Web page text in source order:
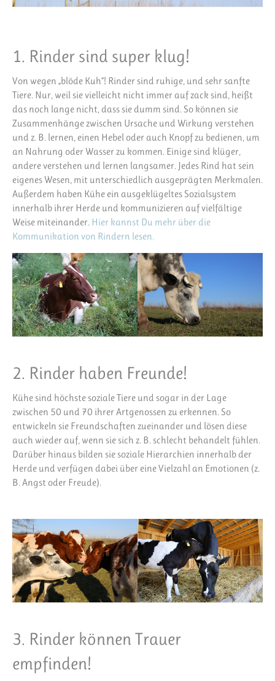
1. Rinder sind super klug!
Von wegen „blöde Kuh“! Rinder sind ruhige, und sehr sanfte
Tiere. Nur, weil sie vielleicht nicht immer auf zack sind, heißt
das noch lange nicht, dass sie dumm sind. So können sie
Zusammenhänge zwischen Ursache und Wirkung verstehen
und z. B. lernen, einen Hebel oder auch Knopf zu bedienen, um
an Nahrung oder Wasser zu kommen. Einige sind klüger,
andere verstehen und lernen langsamer. Jedes Rind hat sein
eigenes Wesen, mit unterschiedlich ausgeprägten Merkmalen.
Außerdem haben Kühe ein ausgeklügeltes Sozialsystem
innerhalb ihrer Herde und kommunizieren auf vielfältige
Weise miteinander. Hier kannst Du mehr über die
Kommunikation von Rindern lesen.
2. Rinder haben Freunde!
Kühe sind höchste soziale Tiere und sogar in der Lage
zwischen 50 und 70 ihrer Artgenossen zu erkennen. So
entwickeln sie Freundschaften zueinander und lösen diese
auch wieder auf, wenn sie sich z. B. schlecht behandelt fühlen.
Darüber hinaus bilden sie soziale Hierarchien innerhalb der
Herde und verfügen dabei über eine Vielzahl an Emotionen (z.
B. Angst oder Freude).
3. Rinder können Trauer
empfinden!